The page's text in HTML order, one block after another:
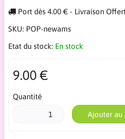
Port dès 4.00 € - Livraison
SKU: POP-newams
Etat du stock: En stock
9.00 €
Quantité
Ajouter au